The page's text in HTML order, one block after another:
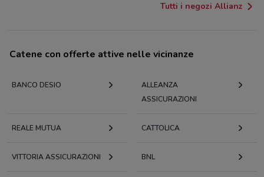
Tutti i negozi Allianz
Catene con offerte attive nelle vicinanze
BANCO DESIO
ALLEANZA
ASSICURAZIONI
REALE MUTUA CATTOLICA
VITTORIA ASSICURAZIONI BNL